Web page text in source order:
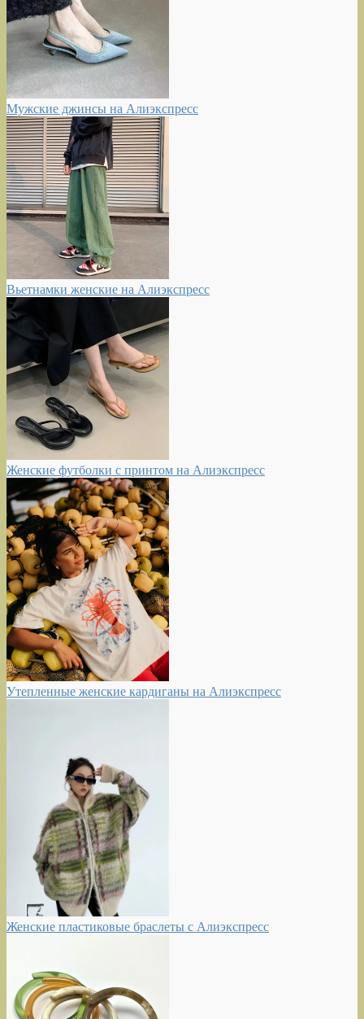
Мужские джинсы на Алиэкспресс
Вьетнамки женские на Алиэкспресс
Женские футболки с принтом на Алиэкспресс
Утепленные женские кардиганы на Алиэкспресс
Женские пластиковые браслеты с Алиэкспресс